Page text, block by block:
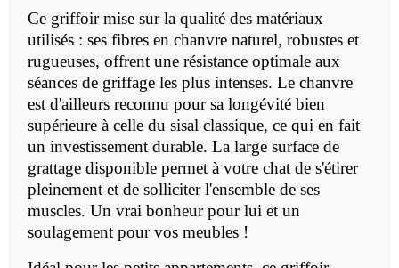
Ce griffoir mise sur la qualité des matériaux
utilisés : ses fibres en chanvre naturel, robustes et
rugueuses, offrent une résistance optimale aux
séances de griffage les plus intenses. Le chanvre
est d'ailleurs reconnu pour sa longévité bien
supérieure à celle du sisal classique, ce qui en fait
un investissement durable. La large surface de
grattage disponible permet à votre chat de s'étirer
pleinement et de solliciter l'ensemble de ses
muscles. Un vrai bonheur pour lui et un
soulagement pour vos meubles !